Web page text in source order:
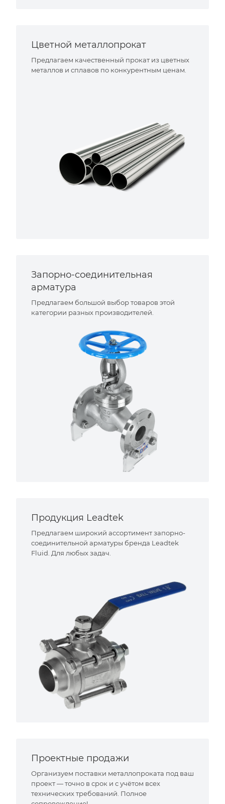
Цветной металлопрокат
Предлагаем качественный прокат из цветных
металлов и сплавов по конкурентным ценам.
Запорно-соединительная
арматура
Предлагаем большой выбор товаров этой
категории разных производителей.
Продукция Leadtek
Предлагаем широкий ассортимент запорно-
соединительной арматуры бренда Leadtek
Fluid. Для любых задач.
Проектные продажи
Организуем поставки металлопроката под ваш
проект — точно в срок и с учётом всех
технических требований. Полное